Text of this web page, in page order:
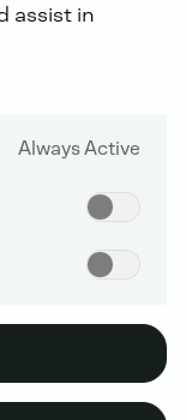
assist in
Always Active